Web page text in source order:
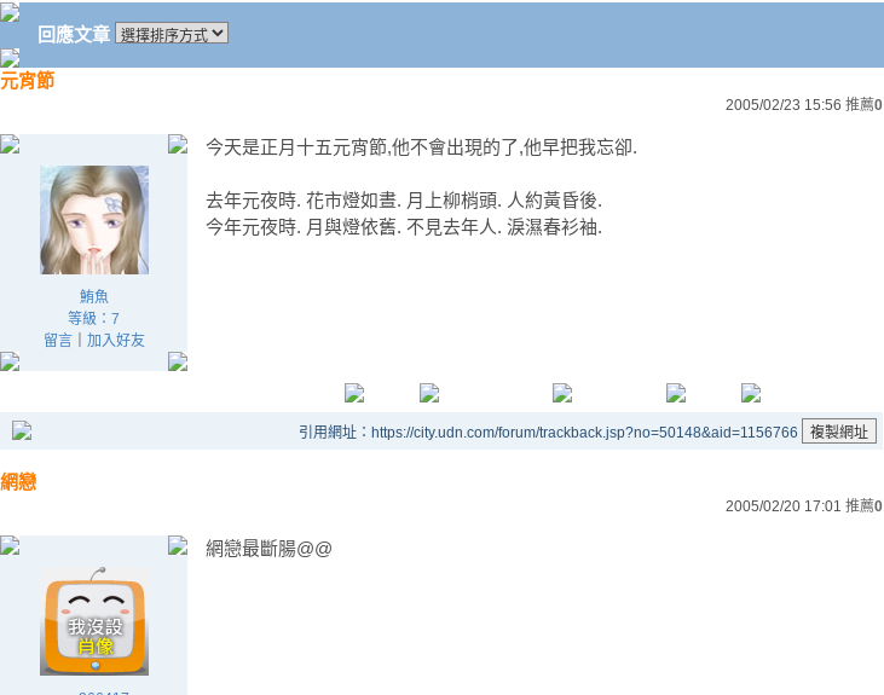
回應文章
元宵節
2005/02/23 15:56 推薦0
鮪魚
等級：7
留言｜ 加入好友
今天是正月十五元宵節,他不會出現的了,他早把我忘卻.
去年元夜時. 花市燈如晝. 月上柳梢頭. 人約黃昏後.
今年元夜時. 月與燈依舊. 不見去年人. 淚濕春衫袖.
引用網址：https://city.udn.com/forum/trackback.jsp?no=50148&aid=1156766
網戀
2005/02/20 17:01 推薦0
網戀最斷腸@@